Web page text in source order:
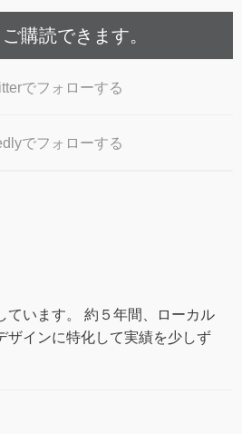
購読できます。
でフォローする
でフォローする
ています。 約５年間、ローカル
ザインに特化して実績を少しず